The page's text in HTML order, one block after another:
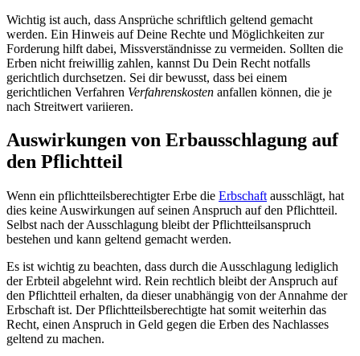
Wichtig ist auch, dass Ansprüche schriftlich geltend gemacht
werden. Ein Hinweis auf Deine Rechte und Möglichkeiten zur
Forderung hilft dabei, Missverständnisse zu vermeiden. Sollten die
Erben nicht freiwillig zahlen, kannst Du Dein Recht notfalls
gerichtlich durchsetzen. Sei dir bewusst, dass bei einem
gerichtlichen Verfahren Verfahrenskosten anfallen können, die je
nach Streitwert variieren.
Auswirkungen von Erbausschlagung auf
den Pflichtteil
Wenn ein pflichtteilsberechtigter Erbe die Erbschaft ausschlägt, hat
dies keine Auswirkungen auf seinen Anspruch auf den Pflichtteil.
Selbst nach der Ausschlagung bleibt der Pflichtteilsanspruch
bestehen und kann geltend gemacht werden.
Es ist wichtig zu beachten, dass durch die Ausschlagung lediglich
der Erbteil abgelehnt wird. Rein rechtlich bleibt der Anspruch auf
den Pflichtteil erhalten, da dieser unabhängig von der Annahme der
Erbschaft ist. Der Pflichtteilsberechtigte hat somit weiterhin das
Recht, einen Anspruch in Geld gegen die Erben des Nachlasses
geltend zu machen.